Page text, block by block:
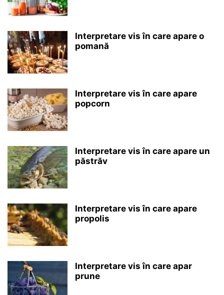
Interpretare vis în care apare o
pomană
Interpretare vis în care apare
popcorn
Interpretare vis în care apare un
păstrăv
Interpretare vis în care apare
propolis
Interpretare vis în care apar
prune